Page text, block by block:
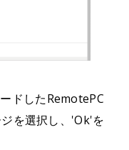
ドしたRemotePC
を選択し、'Ok'を